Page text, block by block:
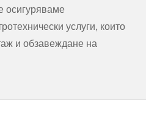
осигуряваме
услуги, които
и обзавеждане на